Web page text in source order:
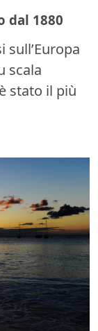
dal 1880
scala
stato il più